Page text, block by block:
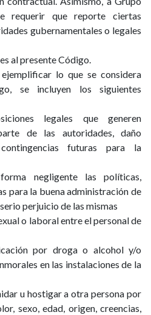
requerir que reporte ciertas
gubernamentales o legales
al presente Código.
lo que se considera
se incluyen los siguientes
legales que generen
de las autoridades, daño
futuras para la
negligente las políticas,
para la buena administración de
perjuicio de las mismas
o laboral entre el personal de
por droga o alcohol y/o
en las instalaciones de la
u hostigar a otra persona por
sexo, edad, origen, creencias,